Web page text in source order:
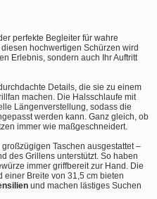
perfekte Begleiter für wahre
diesen hochwertigen Schürzen wird
Erlebnis, sondern auch Ihr Auftritt
Details, die sie zu einem
machen. Die Halsschlaufe mit
Längenverstellung, sodass die
werden kann. Ganz gleich, ob
immer wie maßgeschneidert.
Taschen ausgestattet –
des Grillens unterstützt. So haben
immer griffbereit zur Hand. Die
einer Breite von 31,5 cm bieten
und machen lästiges Suchen